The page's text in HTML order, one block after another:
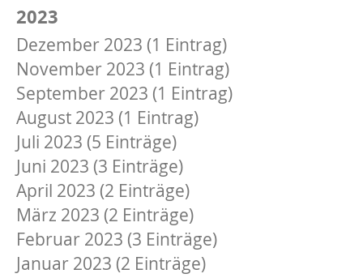
2023
Dezember 2023 (1 Eintrag)
November 2023 (1 Eintrag)
September 2023 (1 Eintrag)
August 2023 (1 Eintrag)
Juli 2023 (5 Einträge)
Juni 2023 (3 Einträge)
April 2023 (2 Einträge)
März 2023 (2 Einträge)
Februar 2023 (3 Einträge)
Januar 2023 (2 Einträge)